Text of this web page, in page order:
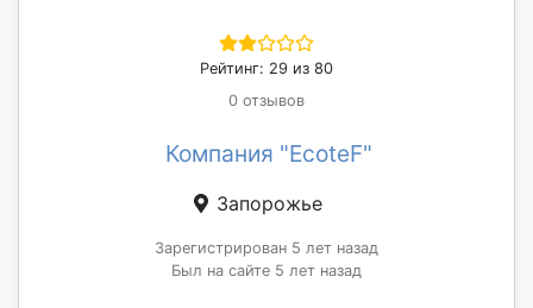
Рейтинг: 29 из 80
0 отзывов
Компания "EcoteF"
Запорожье
Зарегистрирован 5 лет назад
Был на сайте 5 лет назад